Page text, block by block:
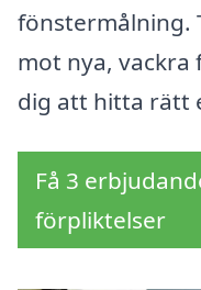
fönstermålning.
mot nya, vackra
dig att hitta rätt
Få 3
förpliktelser